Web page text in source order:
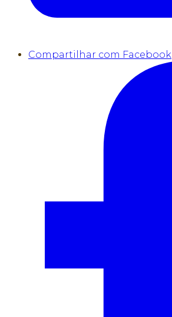
Compartilhar com Facebook